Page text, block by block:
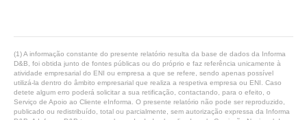
(1) A informação constante do presente relatório resulta da base de dados da Informa
D&B, foi obtida junto de fontes públicas ou do próprio e faz referência unicamente à
atividade empresarial do ENI ou empresa a que se refere, sendo apenas possível
utilizá-la dentro do âmbito empresarial que realiza a respetiva empresa ou ENI. Caso
detete algum erro poderá solicitar a sua retificação, contactando, para o efeito, o
Serviço de Apoio ao Cliente eInforma. O presente relatório não pode ser reproduzido,
publicado ou redistribuído, total ou parcialmente, sem autorização expressa da Informa